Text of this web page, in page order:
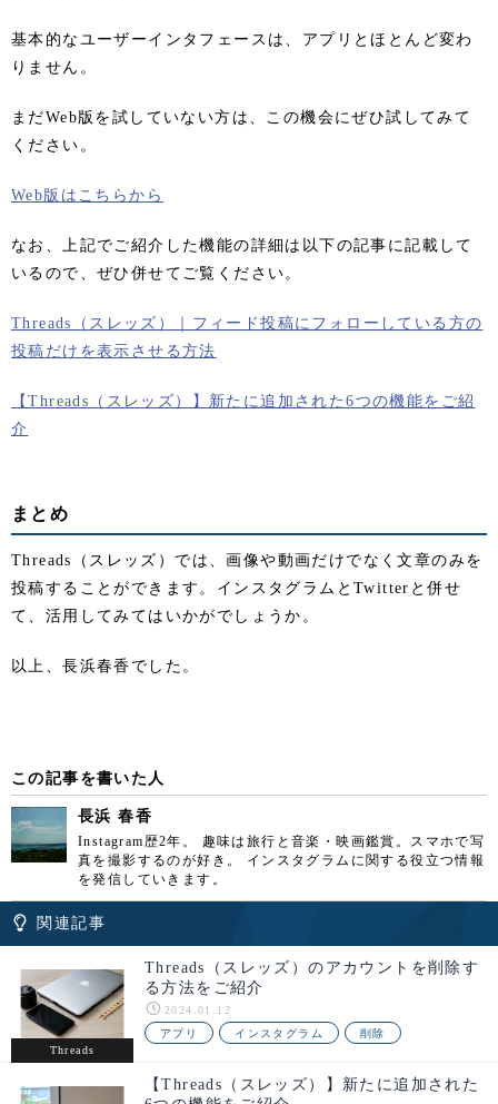
基本的なユーザーインタフェースは、アプリとほとんど変わ
りません。
まだWeb版を試していない方は、この機会にぜひ試してみて
ください。
Web版はこちらから
なお、上記でご紹介した機能の詳細は以下の記事に記載して
いるので、ぜひ併せてご覧ください。
Threads（スレッズ）｜フィード投稿にフォローしている方の
投稿だけを表示させる方法
【Threads（スレッズ）】新たに追加された6つの機能をご紹
介
まとめ
Threads（スレッズ）では、画像や動画だけでなく文章のみを
投稿することができます。インスタグラムとTwitterと併せ
て、活用してみてはいかがでしょうか。
以上、長浜春香でした。
この記事を書いた人
長浜 春香
Instagram歴2年。 趣味は旅行と音楽・映画鑑賞。スマホで写
真を撮影するのが好き。 インスタグラムに関する役立つ情報
を発信していきます。
関連記事
Threads
Threads（スレッズ）のアカウントを削除す
る方法をご紹介
2024.01.12
アプリ
インスタグラム 削除
【Threads（スレッズ）】新たに追加された